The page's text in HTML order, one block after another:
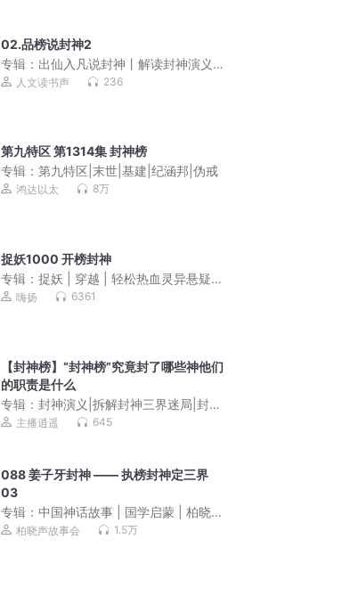
02.品榜说封神2
专辑： 出仙入凡说封神丨解读封神演义
内蕴丨细说精彩神魔世界
人文读书声 236
第九特区 第1314集 封神榜
专辑：第九特区|末世|基建|纪涵邦|伪戒
鸿达以太 8万
捉妖1000 开榜封神
专辑：捉妖 | 穿越 | 轻松热血灵异悬疑 |
多人有声剧|嗨扬
嗨扬 6361
【封神榜】“封神榜”究竟封了哪些神他们
的职责是什么
专辑：封神演义|拆解封神三界迷局|封神
榜解析
主播逍遥 645
088 姜子牙封神 —— 执榜封神定三界
03
专辑：中国神话故事 | 国学启蒙 | 柏晓声
故事会
柏晓声故事会 1.5万